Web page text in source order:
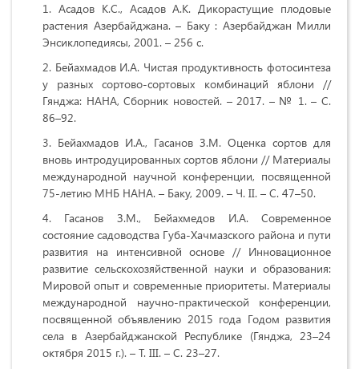
Асадов К.С., Асадов А.К. Дикорастущие плодовые
растения Азербайджана. – Баку : Азербайджан Милли
Энсиклопедиясы, 2001. – 256 с.
Бейахмадов И.А. Чистая продуктивность фотосинтеза
у разных сортово-сортовых комбинаций яблони //
Гянджа: НАНА, Сборник новостей. – 2017. – № 1. – С.
86–92.
Бейахмадов И.А., Гасанов З.М. Оценка сортов для
вновь интродуцированных сортов яблони // Материалы
международной научной конференции, посвященной
75-летию МНБ НАНА. – Баку, 2009. – Ч. II. – С. 47–50.
Гасанов З.М., Бейахмедов И.А. Современное
состояние садоводства Губа-Хачмазского района и пути
развития на интенсивной основе // Инновационное
развитие сельскохозяйственной науки и образования:
Мировой опыт и современные приоритеты. Материалы
международной научно-практической конференции,
посвященной объявлению 2015 года Годом развития
села в Азербайджанской Республике (Гянджа, 23–24
октября 2015 г.). – Т. III. – С. 23–27.